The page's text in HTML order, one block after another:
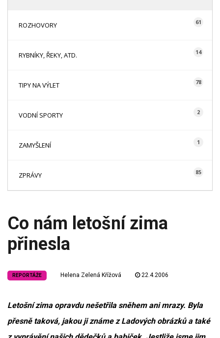
ROZHOVORY 61
RYBNÍKY, ŘEKY, ATD. 14
TIPY NA VÝLET 78
VODNÍ SPORTY 2
ZAMYŠLENÍ 1
ZPRÁVY 85
Co nám letošní zima
přinesla
REPORTÁŽE Helena Zelená Křížová 22.4.2006
Letošní zima opravdu nešetřila sněhem ani mrazy. Byla
přesně taková, jakou ji známe z Ladových obrázků a také